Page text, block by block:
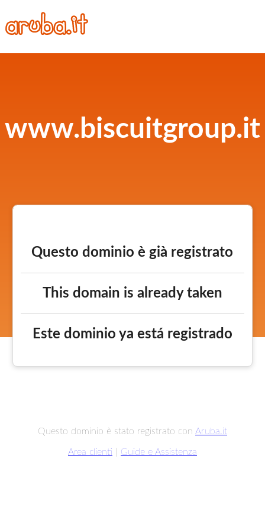
www.biscuitgroup.it
Questo dominio è già registrato
This domain is already taken
Este dominio ya está registrado
Questo dominio è stato registrato con Aruba.it
Area clienti Guide e Assistenza